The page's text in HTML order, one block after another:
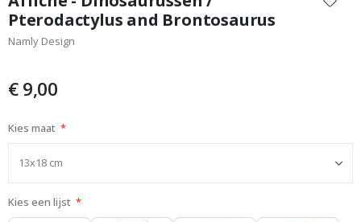
het
begin
van
gallerij
Pterodactylus and Brontosaurus
Namly Design
€ 9,00
Kies maat
Kies een lijst